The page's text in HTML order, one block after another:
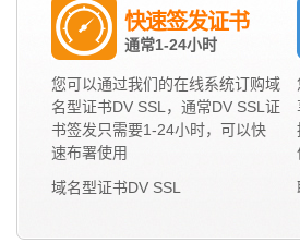
快速签发证书
通常1-24小时
您可以通过我们的在线系统订购域
名型证书DV SSL，通常DV SSL证
书签发只需要1-24小时，可以快
速布署使用
域名型证书DV SSL